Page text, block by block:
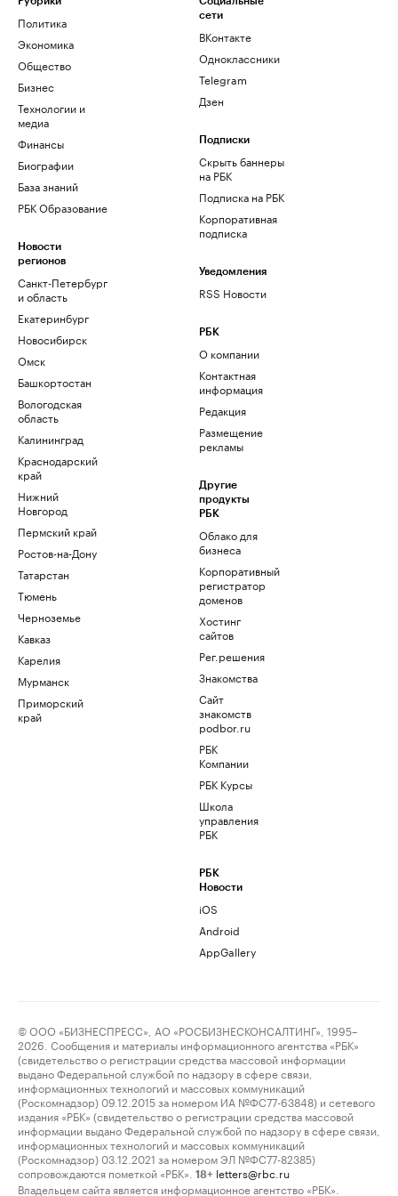
Политика
Экономика
Общество
Бизнес
Технологии и
медиа
Финансы
Биографии
База знаний
РБК Образование
Новости
регионов
Санкт-Петербург
и область
Екатеринбург
Новосибирск
Омск
Башкортостан
Вологодская
область
Калининград
Краснодарский
край
Нижний
Новгород
Пермский край
Ростов-на-Дону
Татарстан
Тюмень
Черноземье
Кавказ
Карелия
Мурманск
Приморский
край
сети
ВКонтакте
Одноклассники
Telegram
Дзен
Подписки
Скрыть баннеры
на РБК
Подписка на РБК
Корпоративная
подписка
Уведомления
RSS Новости
РБК
О компании
Контактная
информация
Редакция
Размещение
рекламы
Другие
продукты
РБК
Облако для
бизнеса
Корпоративный
регистратор
доменов
Хостинг
сайтов
Рег.решения
Знакомства
Сайт
знакомств
podbor.ru
РБК
Компании
РБК Курсы
Школа
управления
РБК
РБК
Новости
iOS
Android
AppGallery
© ООО «БИЗНЕСПРЕСС», АО «РОСБИЗНЕСКОНСАЛТИНГ», 1995–
2026. Сообщения и материалы информационного агентства «РБК»
(свидетельство о регистрации средства массовой информации
выдано Федеральной службой по надзору в сфере связи,
информационных технологий и массовых коммуникаций
(Роскомнадзор) 09.12.2015 за номером ИА №ФС77-63848) и сетевого
издания «РБК» (свидетельство о регистрации средства массовой
информации выдано Федеральной службой по надзору в сфере связи,
информационных технологий и массовых коммуникаций
(Роскомнадзор) 03.12.2021 за номером ЭЛ №ФС77-82385)
сопровождаются пометкой «РБК».
18+ letters@rbc.ru
Владельцем сайта является информационное агентство «РБК».